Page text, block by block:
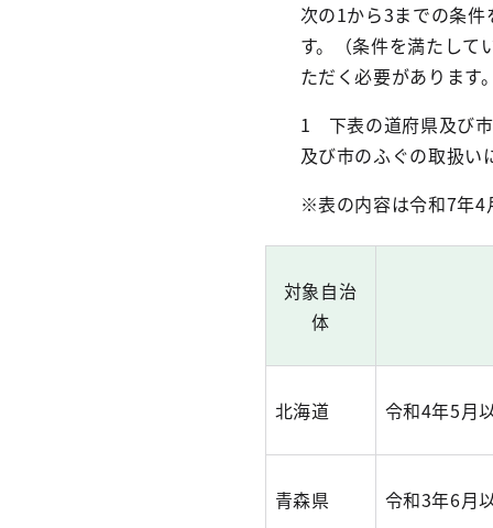
次の1から3までの条
す。（条件を満たして
ただく必要があります
1 下表の道府県及び
及び市のふぐの取扱い
※表の内容は令和7年4
対象自治
体
北海道 令和4年5月
青森県 令和3年6月